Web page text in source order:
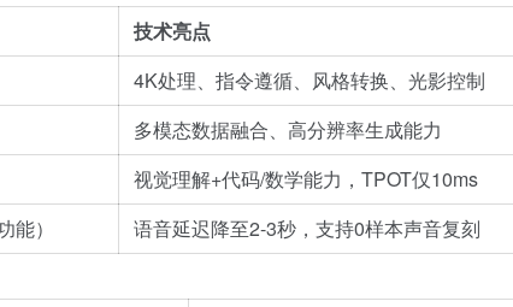
技术亮点
4K处理、指令遵循、风格转换、光影控制
多模态数据融合、高分辨率生成能力
视觉理解+代码/数学能力，TPOT仅10ms
能） 语音延迟降至2-3秒，支持0样本声音复刻